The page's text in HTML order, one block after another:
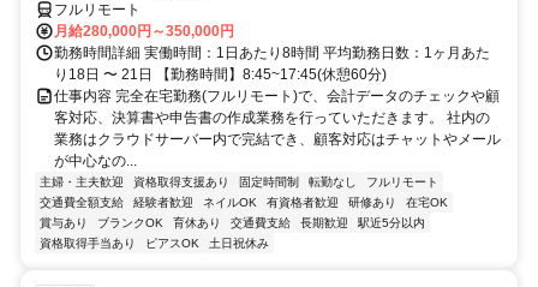
フルリモート
月給280,000円～350,000円
勤務時間詳細 実働時間：1日あたり8時間 平均勤務日数：1ヶ月あた
り18日 〜 21日 【勤務時間】8:45~17:45(休憩60分)
仕事内容 完全在宅勤務(フルリモート)で、会計データのチェックや顧
客対応、決算書や申告書の作成業務を行っていただきます。 社内の
業務はクラウドサーバー内で完結でき、顧客対応はチャットやメール
が中心なの...
主婦・主夫歓迎 資格取得支援あり 固定時間制 転勤なし
フルリモート
交通費全額支給
経験者歓迎 ネイルOK 有資格者歓迎 研修あり
在宅OK
賞与あり
ブランクOK 育休あり 交通費支給 長期歓迎
駅近5分以内
資格取得手当あり
ピアスOK 土日祝休み